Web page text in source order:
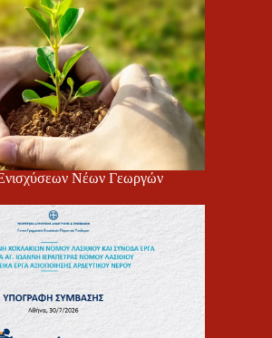
Νέων Γεωργών